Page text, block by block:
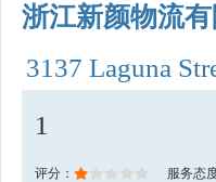
浙江新颜物流有
3137 Laguna
1
评分： 服务态